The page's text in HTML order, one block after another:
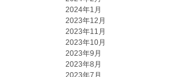
2024年1月
2023年12月
2023年11月
2023年10月
2023年9月
2023年8月
2023年7月